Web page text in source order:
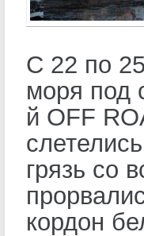
С 22 по
моря под
й OFF
грязь со
кордон